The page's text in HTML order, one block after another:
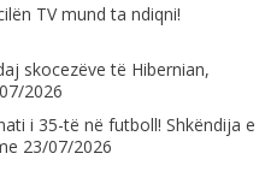
TV mund ta ndiqni!
skocezëve të Hibernian,
2026
i 35-të në futboll! Shkëndija e
23/07/2026